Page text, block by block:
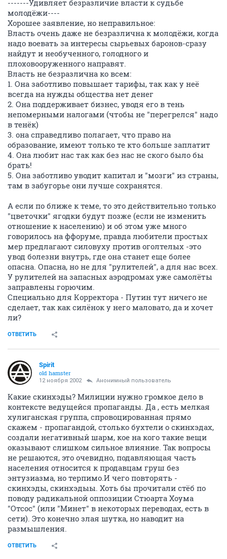
-------Удивляет безразличие власти к судьбе
молодёжи----
Хорошее заявление, но неправильное:
Власть очень даже не безразлична к молодёжи, когда
надо воевать за интересы сырьевых баронов-сразу
найдут и необученного, голодного и
плоховооруженного направят.
Власть не безразлична ко всем:
1. Она заботливо повышает тарифы, так как у неё
всегда на нужды общества нет денег
2. Она поддерживает бизнес, уводя его в тень
непомерными налогами (чтобы не "перегрелся" надо
в тенёк)
3. она справедливо полагает, что право на
образование, имеют только те кто больше заплатит
4. Она любит нас так как без нас не ского было бы
брать!
5. Она заботливо уводит капитал и "мозги" из страны,
там в забугорье они лучше сохранятся.
А если по ближе к теме, то это действительно только
"цветочки" ягодки будут позже (если не изменить
отношение к населению) и об этом уже много
говорилось на ффоруме, правда любители простых
мер предлагают силовуху против оголтелых -это
увод болезни внутрь, где она станет еще более
опасна. Опасна, но не для "рулителей", а для нас всех.
У рулителей на запасных аэродромах уже самолёты
заправлены горючим.
Специально для Корректора - Путин тут ничего не
сделает, так как силёнок у него маловато, да и хочет
ли?
ОТВЕТИТЬ
Spirit
old hamster
12 ноября 2002 Анонимный пользователь
Какие скинхэды? Милиции нужно громкое дело в
контексте ведущейся пропаганды. Да , есть мелкая
хулиганская группа, спровоцированная прямо
скажем - пропагандой, столько бухтели о скинхэдах,
создали негативный шарм, кое на кого такие вещи
оказывают слишком сильное влияние. Так вопросы
не решаются, это очевидно, подавляющая часть
населения относится к продавцам груш без
энтузиазма, но терпимо.И чего повторять -
скинхэды, скинхэдыы. Хоть бы прочитали стёб по
поводу радикальной оппозиции Стюарта Хоума
"Отсос" (или "Минет" в некоторых переводах, есть в
сети). Это конечно злая шутка, но наводит на
размышления.
ОТВЕТИТЬ